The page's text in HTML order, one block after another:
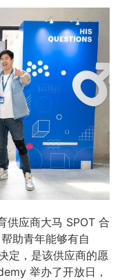
供应商大马 SPOT 合
助青年能够有自
定，是该供应商的愿
举办了开放日，